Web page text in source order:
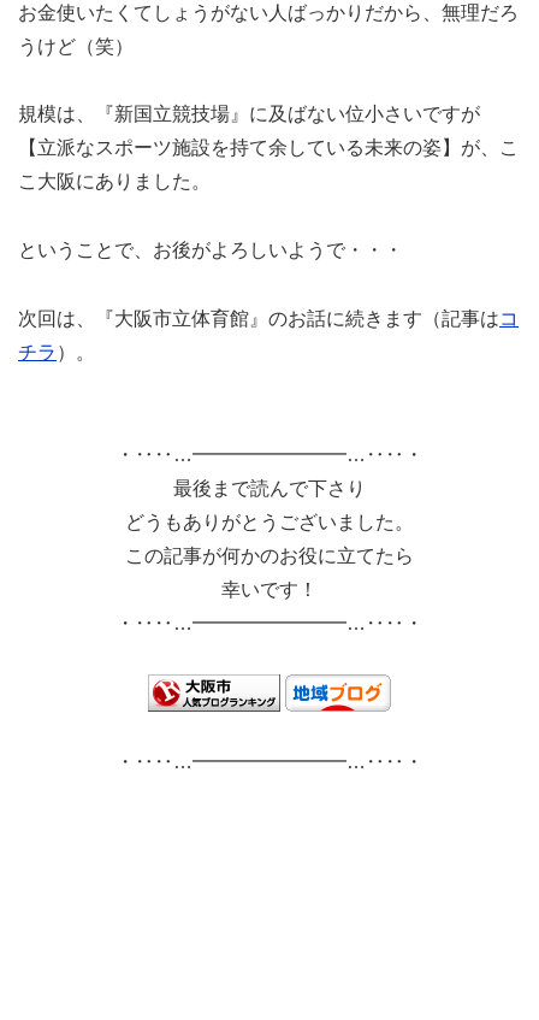
お金使いたくてしょうがない人ばっかりだから、無理だろ
うけど（笑）
規模は、『新国立競技場』に及ばない位小さいですが
【立派なスポーツ施設を持て余している未来の姿】が、こ
こ大阪にありました。
ということで、お後がよろしいようで・・・
次回は、『大阪市立体育館』のお話に続きます（記事はコ
チラ ）。
・‥‥…━━━━━━━━…‥‥・
最後まで読んで下さり
どうもありがとうございました。
この記事が何かのお役に立てたら
幸いです！
・‥‥…━━━━━━━━…‥‥・
・‥‥…━━━━━━━━…‥‥・